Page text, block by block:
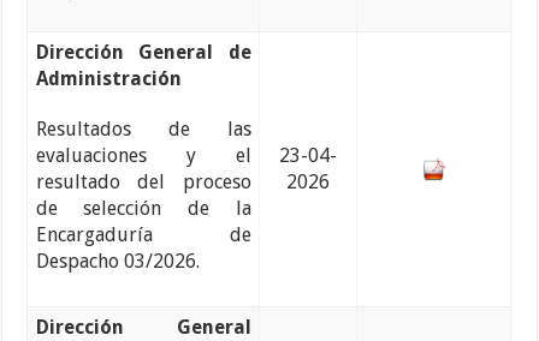
Dirección General de
Administración
Resultados de las
evaluaciones y el
resultado del proceso
de selección de la
Encargaduría de
Despacho 03/2026.
23-04-
2026
Dirección General